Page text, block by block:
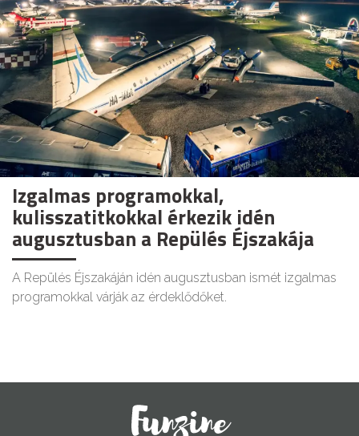
Izgalmas programokkal,
kulisszatitkokkal érkezik idén
augusztusban a Repülés Éjszakája
A Repülés Éjszakáján idén augusztusban ismét izgalmas
programokkal várják az érdeklődőket.